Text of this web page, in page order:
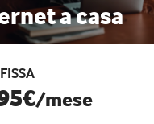
a casa
/mese